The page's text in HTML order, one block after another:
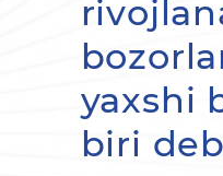
yaxshi
biri